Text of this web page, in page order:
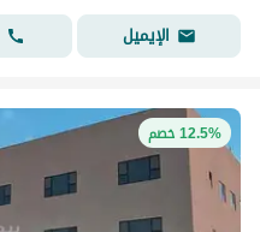
الإيميل
12.5% خصم